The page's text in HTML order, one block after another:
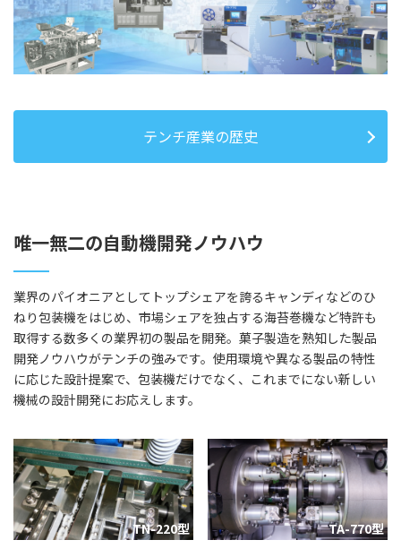
テンチ産業の歴史
唯一無二の自動機開発ノウハウ
業界のパイオニアとしてトップシェアを誇るキャンディなどのひ
ねり包装機をはじめ、市場シェアを独占する海苔巻機など特許も
取得する数多くの業界初の製品を開発。菓子製造を熟知した製品
開発ノウハウがテンチの強みです。使用環境や異なる製品の特性
に応じた設計提案で、包装機だけでなく、これまでにない新しい
機械の設計開発にお応えします。
TN-220型 TA-770型